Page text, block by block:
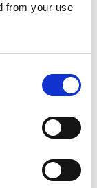
from your use